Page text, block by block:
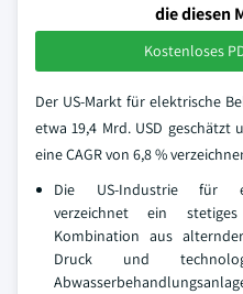
die diesen
Kostenloses
Der US-Markt für elektrische
etwa 19,4 Mrd. USD
eine CAGR von 6,8 %
Die US-Industrie für
verzeichnet ein
Kombination aus
Druck und